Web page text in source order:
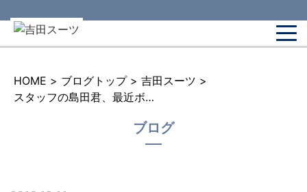
HOME > ブログトップ > 吉田スーツ >
スタッフの島田君、最近ボウタイに凝っていて、今日は自分で作ったボウタイをしていました。
ブログ